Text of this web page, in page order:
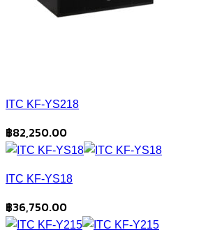
ITC KF-YS218
฿82,250.00
ITC KF-YS18
฿36,750.00